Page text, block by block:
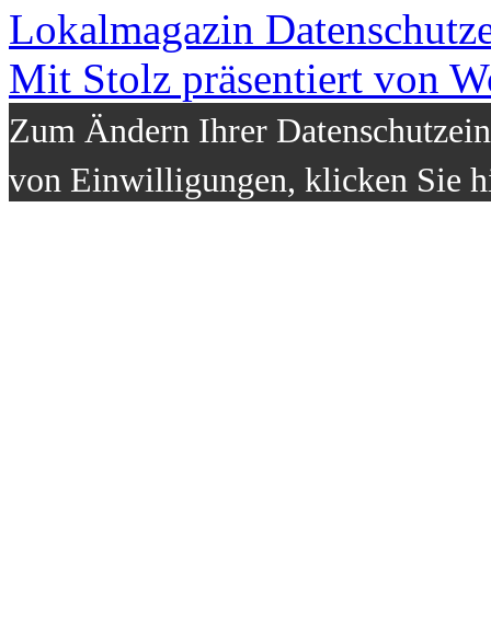
Lokalmagazin
Mit Stolz präsentiert von
Zum Ändern Ihrer
von Einwilligungen, klicken Sie